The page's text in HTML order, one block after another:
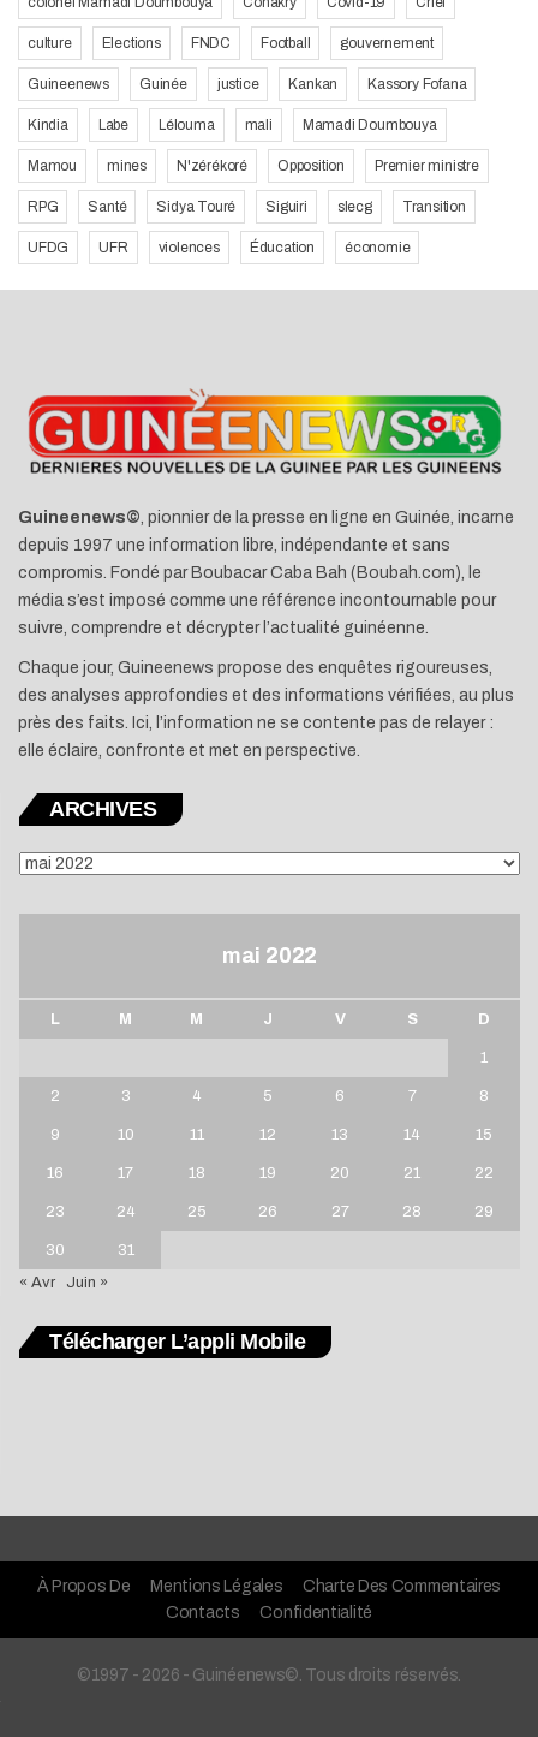
culture Elections FNDC Football gouvernement
Guineenews Guinée justice Kankan Kassory Fofana
Kindia Labe Lélouma mali Mamadi Doumbouya
Mamou mines N'zérékoré Opposition Premier ministre
RPG Santé Sidya Touré Siguiri slecg Transition
UFDG UFR violences Éducation économie
Guineenews© , pionnier de la presse en ligne en Guinée, incarne
depuis 1997 une information libre, indépendante et sans
compromis. Fondé par Boubacar Caba Bah (Boubah.com), le
média s’est imposé comme une référence incontournable pour
suivre, comprendre et décrypter l’actualité guinéenne.
Chaque jour, Guineenews propose des enquêtes rigoureuses,
des analyses approfondies et des informations vérifiées, au plus
près des faits. Ici, l’information ne se contente pas de relayer :
elle éclaire, confronte et met en perspective.
ARCHIVES
ARCHIVES
mai 2022
L M M J V S D
1
2 3 4 5 6 7 8
9 10 11 12 13 14 15
16 17 18 19 20 21 22
23 24 25 26 27 28 29
30
31
« Avr
Juin »
Télécharger L’appli Mobile
À Propos De Mentions Légales
Charte Des Commentaires
Contacts
Confidentialité
©1997 - 2026 - Guinéenews©. Tous droits réservés.